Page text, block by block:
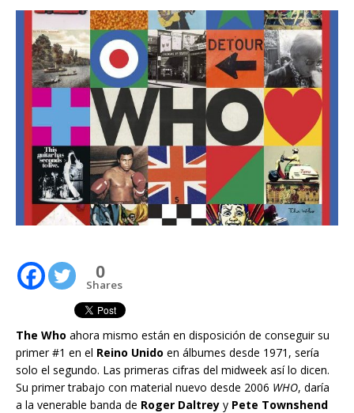
0
Shares
The Who ahora mismo están en disposición de conseguir su
primer #1 en el Reino Unido en álbumes desde 1971, sería
solo el segundo. Las primeras cifras del midweek así lo dicen.
Su primer trabajo con material nuevo desde 2006 WHO, daría
a la venerable banda de Roger Daltrey y Pete Townshend